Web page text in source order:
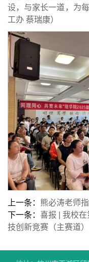
设，与家长一道，为
工办 蔡瑞康）
上一条： 熊必涛老师
下一条： 喜报 | 我校
技创新竞赛（主赛道